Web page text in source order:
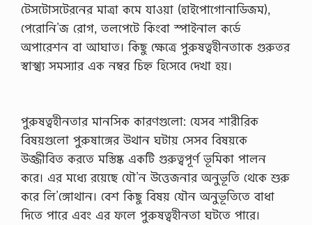
টেসটোসটেরনের মাত্রা কমে যাওয়া (হাইপোগোনাডিজম),
পেরোনি’জ রোগ, তলপেটে কিংবা স্পাইনাল কর্ডে
অপারেশন বা আঘাত। কিছু ক্ষেত্রে পুরুষত্বহীনতাকে গুরুতর
স্বাস্খ্য সমস্যার এক নম্বর চিহ্ন হিসেবে দেখা হয়।
পুরুষত্বহীনতার মানসিক কারণগুলো: যেসব শারীরিক
বিষয়গুলো পুরুষাঙ্গের উথান ঘটায় সেসব বিষয়কে
উজ্জীবিত করতে মস্তিষ্ক একটি গুরুত্বপূর্ণ ভূমিকা পালন
করে। এর মধ্যে রয়েছে যৌ’ন উত্তেজনার অনুভূতি থেকে শুরু
করে লি’ঙ্গোথান। বেশ কিছু বিষয় যৌন অনুভূতিতে বাধা
দিতে পারে এবং এর ফলে­ পুরুষত্বহীনতা ঘটতে পারে।